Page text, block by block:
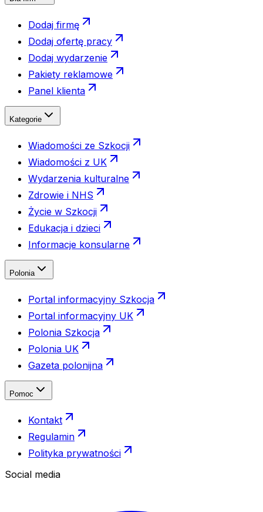
Dodaj firmę
Dodaj ofertę pracy
Dodaj wydarzenie
Pakiety reklamowe
Panel klienta
Kategorie
Wiadomości ze Szkocji
Wiadomości z UK
Wydarzenia kulturalne
Zdrowie i NHS
Życie w Szkocji
Edukacja i dzieci
Informacje konsularne
Polonia
Portal informacyjny Szkocja
Portal informacyjny UK
Polonia Szkocja
Polonia UK
Gazeta polonijna
Pomoc
Kontakt
Regulamin
Polityka prywatności
Social media